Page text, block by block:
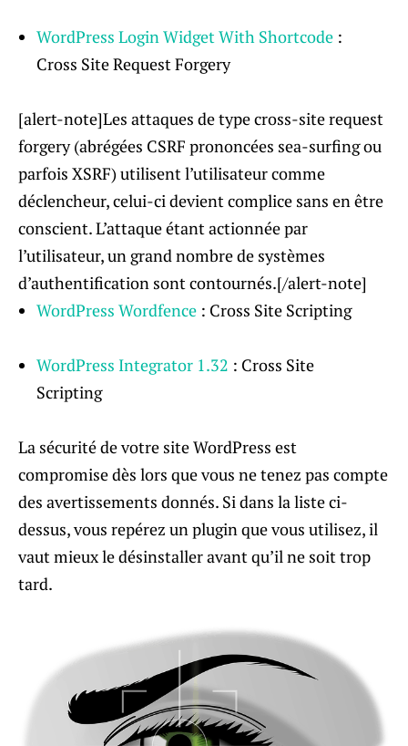
WordPress Login Widget With Shortcode :
Cross Site Request Forgery
[alert-note]Les attaques de type cross-site request
forgery (abrégées CSRF prononcées sea-surfing ou
parfois XSRF) utilisent l’utilisateur comme
déclencheur, celui-ci devient complice sans en être
conscient. L’attaque étant actionnée par
l’utilisateur, un grand nombre de systèmes
d’authentification sont contournés.[/alert-note]
WordPress Wordfence : Cross Site Scripting
WordPress Integrator 1.32 : Cross Site
Scripting
La sécurité de votre site WordPress est
compromise dès lors que vous ne tenez pas compte
des avertissements donnés. Si dans la liste ci-
dessus, vous repérez un plugin que vous utilisez, il
vaut mieux le désinstaller avant qu’il ne soit trop
tard.